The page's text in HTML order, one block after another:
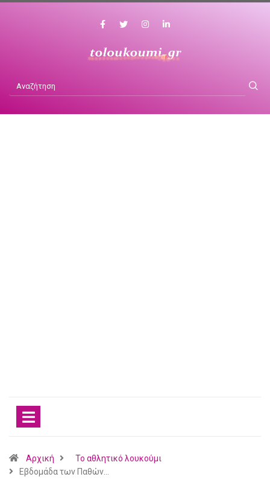
Αρχική
Το αθλητικό λουκούμι
Εβδομάδα των Παθών…